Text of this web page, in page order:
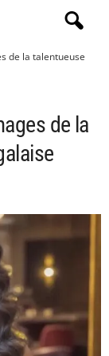
de la talentueuse
de la